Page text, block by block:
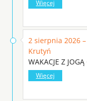
Więcej
2 sierpnia 2026
Krutyń
WAKACJE Z
Więcej